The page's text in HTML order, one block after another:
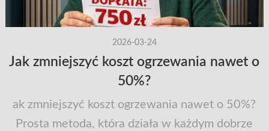
2026-03-24
Jak zmniejszyć koszt ogrzewania nawet o
50%?
ak zmniejszyć koszt ogrzewania nawet o 50%?
Prosta metoda, która działa w każdym dobrze